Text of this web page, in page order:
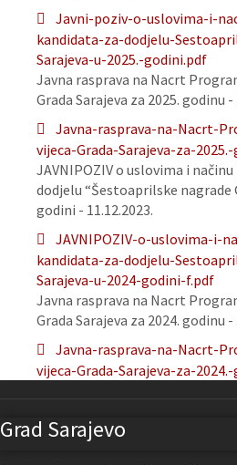
Javni-poziv-o-uslovima-i-
kandidata-za-dodjelu-
Sarajeva-u-2025.-godini.pdf
Javna rasprava na Nacrt
Grada Sarajeva za 2025. godinu -
Javna-rasprava-na-Nacrt-
vijeca-Grada-Sarajeva-za-
JAVNIPOZIV o uslovima i
dodjelu “Šestoaprilske nagrade
godini - 11.12.2023.
JAVNIPOZIV-o-uslovima-i-
kandidata-za-dodjelu-
Sarajeva-u-2024-godini-f.pdf
Javna rasprava na Nacrt
Grada Sarajeva za 2024. godinu -
Javna-rasprava-na-Nacrt-
vijeca-Grada-Sarajeva-za-
Grad Sarajevo